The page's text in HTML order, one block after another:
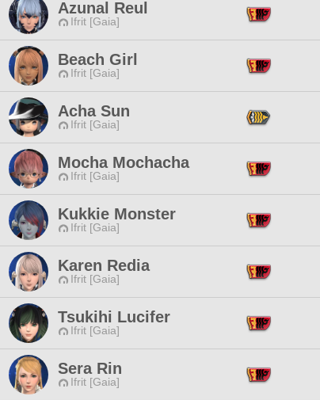
Azunal Reul
Ifrit [Gaia]
Beach Girl
Ifrit [Gaia]
Acha Sun
Ifrit [Gaia]
Mocha Mochacha
Ifrit [Gaia]
Kukkie Monster
Ifrit [Gaia]
Karen Redia
Ifrit [Gaia]
Tsukihi Lucifer
Ifrit [Gaia]
Sera Rin
Ifrit [Gaia]